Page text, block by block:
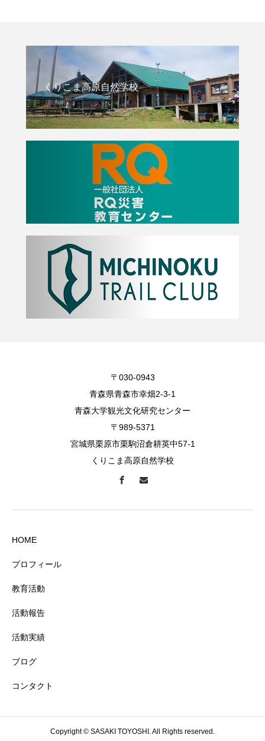
くりこま高原自然学校
〒030-0943
青森県青森市幸畑2-3-1
青森大学観光文化研究センター
〒989-5371
宮城県栗原市栗駒沼倉耕英中57-1
くりこま高原自然学校
HOME
プロフィール
教育活動
活動報告
活動実績
ブログ
コンタクト
Copyright © SASAKI TOYOSHI. All Rights reserved.